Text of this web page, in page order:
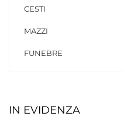
CESTI
MAZZI
FUNEBRE
IN EVIDENZA